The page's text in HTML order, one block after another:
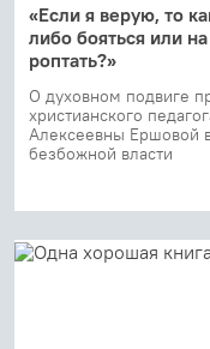
«Если я верую, то
либо бояться или
роптать?»
О духовном подвиге
христианского
Алексеевны Ершовой
безбожной власти